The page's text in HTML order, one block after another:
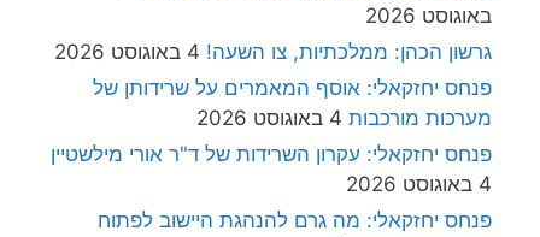
באוגוסט 2026
גרשון הכהן: ממלכתיות, צו השעה! 4 באוגוסט 2026
פנחס יחזקאלי: אוסף המאמרים על שרידותן של
מערכות מורכבות 4 באוגוסט 2026
פנחס יחזקאלי: עקרון השרידות של ד"ר אורי מילשטיין
4 באוגוסט 2026
פנחס יחזקאלי: מה גרם להנהגת היישוב לפתוח